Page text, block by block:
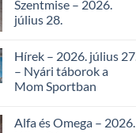
Szentmise – 2026.
július 28.
Hírek – 2026. július 27.
– Nyári táborok a
Mom Sportban
Alfa és Omega – 2026.